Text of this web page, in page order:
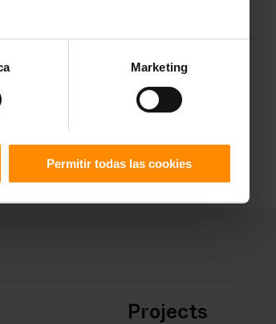
Marketing
Permitir todas las cookies
Projects